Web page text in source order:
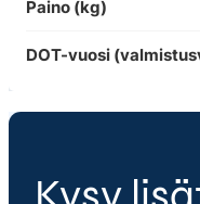
Paino (kg)
DOT-vuosi